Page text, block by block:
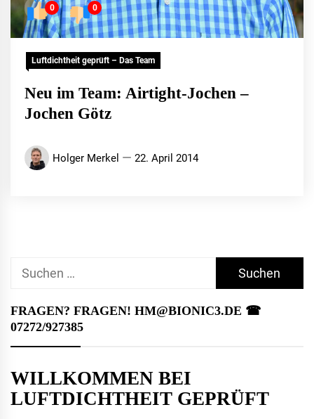
0 0
Luftdichtheit geprüft – Das Team
Neu im Team: Airtight-Jochen –
Jochen Götz
Holger Merkel 22. April 2014
Suchen
FRAGEN? FRAGEN! HM@BIONIC3.DE ☎︎
07272/927385
WILLKOMMEN BEI
LUFTDICHTHEIT GEPRÜFT